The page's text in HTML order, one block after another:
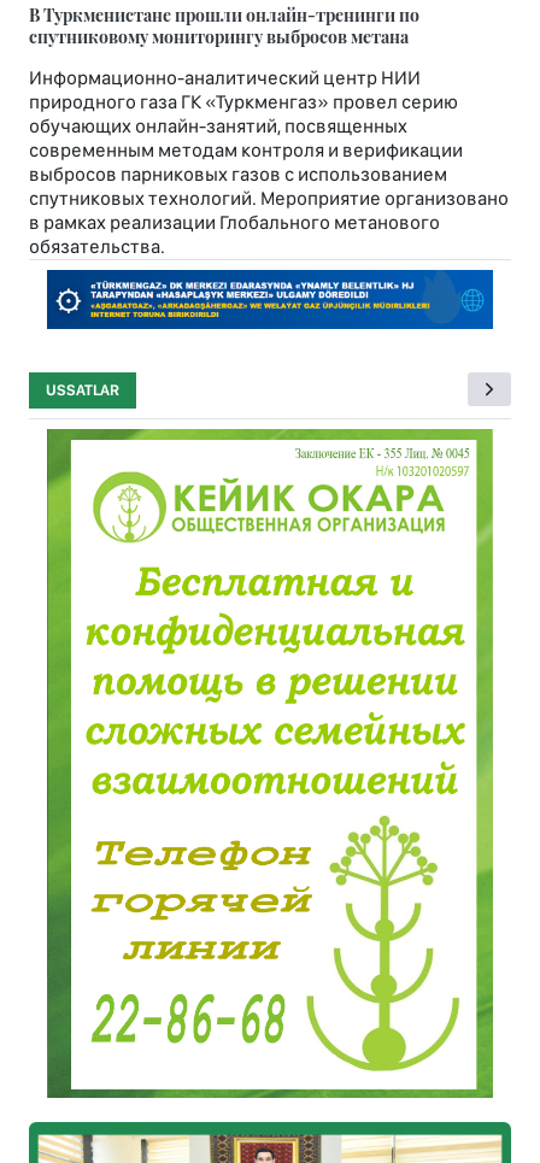
В Туркменистане прошли онлайн-тренинги по
спутниковому мониторингу выбросов метана
Информационно-аналитический центр НИИ
природного газа ГК «Туркменгаз» провел серию
обучающих онлайн-занятий, посвященных
современным методам контроля и верификации
выбросов парниковых газов с использованием
спутниковых технологий. Мероприятие организовано
в рамках реализации Глобального метанового
обязательства.
USSATLAR